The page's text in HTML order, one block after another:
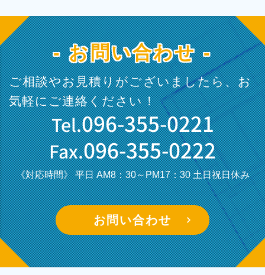
- お問い合わせ -
ご相談やお見積りがございましたら、お
気軽にご連絡ください！
Tel.096-355-0221
Fax.096-355-0222
《対応時間》 平日 AM8：30～PM17：30土日祝日休み
お問い合わせ